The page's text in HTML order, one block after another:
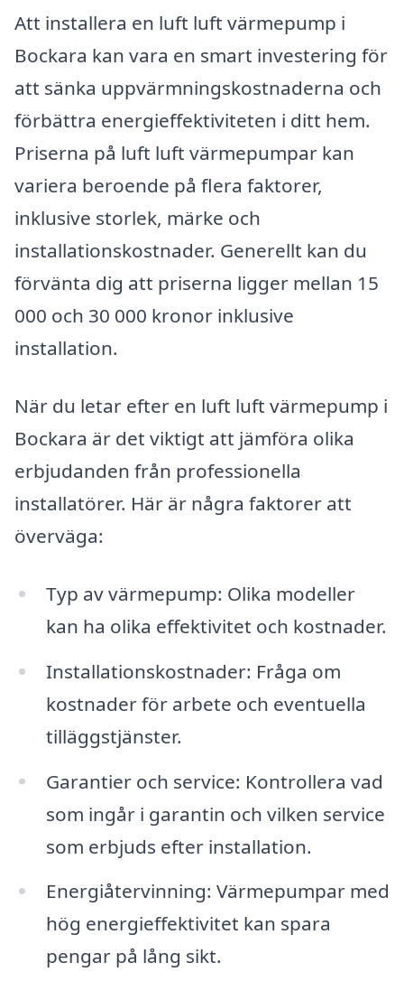
Att installera en luft luft värmepump i
Bockara kan vara en smart investering för
att sänka uppvärmningskostnaderna och
förbättra energieffektiviteten i ditt hem.
Priserna på luft luft värmepumpar kan
variera beroende på flera faktorer,
inklusive storlek, märke och
installationskostnader. Generellt kan du
förvänta dig att priserna ligger mellan 15
000 och 30 000 kronor inklusive
installation.
När du letar efter en luft luft värmepump i
Bockara är det viktigt att jämföra olika
erbjudanden från professionella
installatörer. Här är några faktorer att
överväga:
Typ av värmepump: Olika modeller
kan ha olika effektivitet och kostnader.
Installationskostnader: Fråga om
kostnader för arbete och eventuella
tilläggstjänster.
Garantier och service: Kontrollera vad
som ingår i garantin och vilken service
som erbjuds efter installation.
Energiåtervinning: Värmepumpar med
hög energieffektivitet kan spara
pengar på lång sikt.